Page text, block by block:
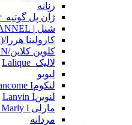
زنانه
ژآن پل گوتیه_Jean Paul Gaultier
شنل | CHANNEL
کارولینا هررا/(CH)CAROLINA HERRERA
کلوین کلاین/CALVIN KELIEN
لالیک_Lalique
لبوبو
لنکومLancome I
لنوینLanvin I
مارلی Parfum The Marly l
مردانه